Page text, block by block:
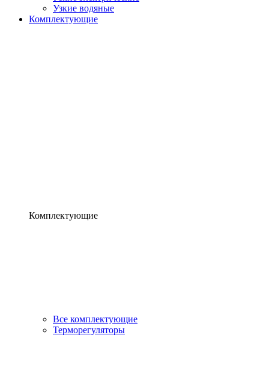
Узкие водяные
Комплектующие
Комплектующие
Все комплектующие
Терморегуляторы